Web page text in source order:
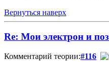
Вернуться наверх
Re: Мои электрон и
Комментарий теории:#116